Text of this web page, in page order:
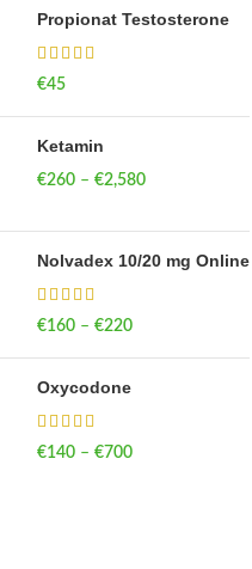
Propionat Testosterone
€45
Ketamin
€260 – €2,580Price range:
€2,580
Nolvadex 10/20 mg Online
€160 – €220Price range: €160
Oxycodone
€140 – €700Price range: €140